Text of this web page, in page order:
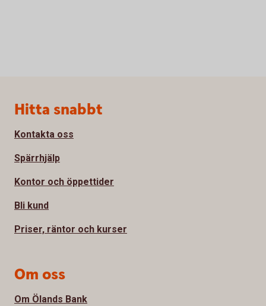
Sidfot
Hitta snabbt
Kontakta oss
Spärrhjälp
Kontor och öppettider
Bli kund
Priser, räntor och kurser
Om oss
Om Ölands Bank